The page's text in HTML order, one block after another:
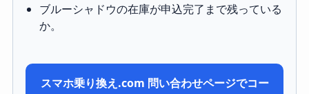
ブルーシャドウの在庫が申込完了まで残っている
か。
スマホ乗り換え.com 問い合わせページでコー